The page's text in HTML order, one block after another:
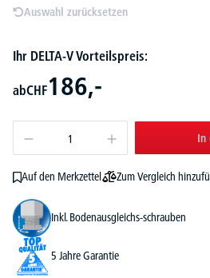
Auswahl zurücksetzen
Ihr DELTA-V Vorteilspreis:
abCHF186,-
In
Auf den Merkzettel Zum Vergleich
Inkl. Bodenausgleichs-schrauben
5 Jahre Garantie